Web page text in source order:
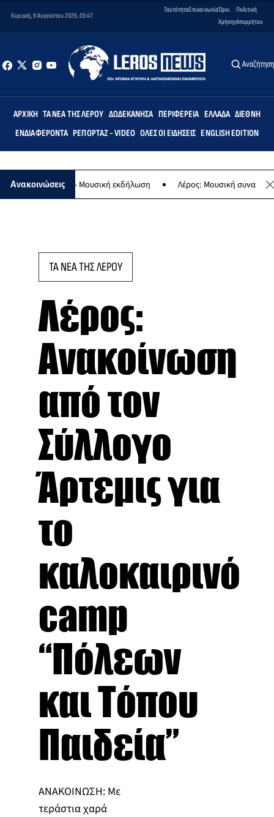
Κυριακή, 9 Αυγούστου 2026, 03:47
ΤαυτότηταΕπικοινωνίαΌροι
Χρήσης
Πολιτική
Απορρήτου
Αναζήτηση
ΑΡΧΙΚΉ ΤΑ ΝΈΑ ΤΗΣ ΛΈΡΟΥ ΔΩΔΕΚΆΝΗΣΑ ΠΕΡΙΦΈΡΕΙΑ ΕΛΛΆΔΑ ΔΙΕΘΝΉ
ΕΝΔΙΑΦΈΡΟΝΤΑ ΡΕΠΟΡΤΆΖ - VIDEO ΌΛΕΣ ΟΙ ΕΙΔΉΣΕΙΣ ENGLISH EDITION
Ανακοινώσεις
Παναγίας - Μουσική εκδήλωση Λέρος: Μουσική συναυλία
ΤΑ ΝΕΑ ΤΗΣ ΛΕΡΟΥ
Λέρος:
Ανακοίνωση
από τον
Σύλλογο
Άρτεμις για
το
καλοκαιρινό
camp
“Πόλεων
και Τόπου
Παιδεία”
ΑΝΑΚΟΙΝΩΣΗ: Με
τεράστια χαρά